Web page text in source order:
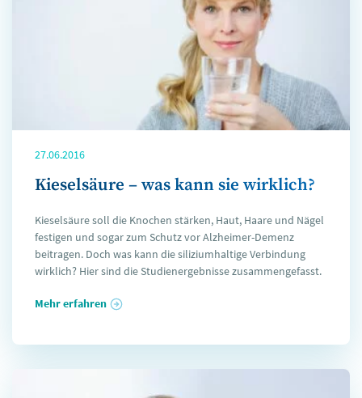
27.06.2016
Kieselsäure – was kann sie wirklich?
Kieselsäure soll die Knochen stärken, Haut, Haare und Nägel
festigen und sogar zum Schutz vor Alzheimer-Demenz
beitragen. Doch was kann die siliziumhaltige Verbindung
wirklich? Hier sind die Studienergebnisse zusammengefasst.
Mehr erfahren